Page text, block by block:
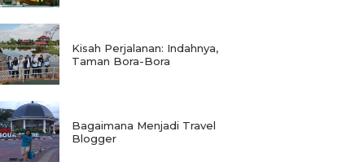
Kisah Perjalanan: Indahnya,
Taman Bora-Bora
Bagaimana Menjadi Travel
Blogger